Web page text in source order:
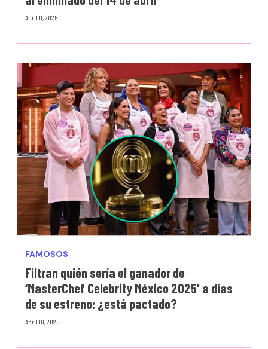
Abril 11, 2025
FAMOSOS
Filtran quién sería el ganador de
‘MasterChef Celebrity México 2025' a días
de su estreno: ¿está pactado?
Abril 10, 2025